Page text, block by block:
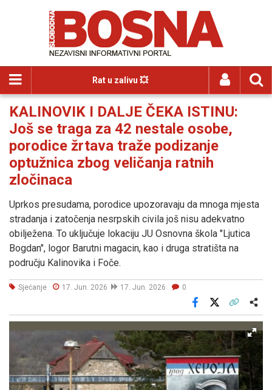
Rat u zalivu 💥
KALINOVIK I DALJE ČEKA ISTINU:
Još se traga za 42 nestale osobe,
porodice žrtava traže podizanje
optužnica zbog veličanja ratnih
zločinaca
Uprkos presudama, porodice upozoravaju da mnoga mjesta
stradanja i zatočenja nesrpskih civila još nisu adekvatno
obilježena. To uključuje lokaciju JU Osnovna škola "Ljutica
Bogdan", logor Barutni magacin, kao i druga stratišta na
području Kalinovika i Foče.
Sjećanje 17. Jun. 2026 17. Jun. 2026 0
Facebook